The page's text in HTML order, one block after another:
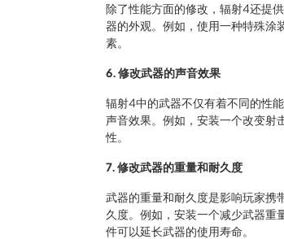
除了性能方面的修改，辐射4还提
器的外观。例如，使用一种特殊涂
素。
6. 修改武器的声音效果
辐射4中的武器不仅有着不同的性
声音效果。例如，安装一个改变射
性。
7. 修改武器的重量和耐久度
武器的重量和耐久度是影响玩家携
久度。例如，安装一个减少武器重
件可以延长武器的使用寿命。